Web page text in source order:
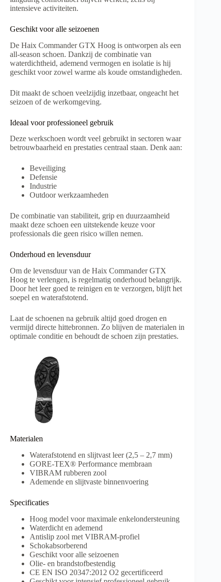
intensieve activiteiten.
Geschikt voor alle seizoenen
De Haix Commander GTX Hoog is ontworpen als een
all-season schoen. Dankzij de combinatie van
waterdichtheid, ademend vermogen en isolatie is hij
geschikt voor zowel warme als koude omstandigheden.
Dit maakt de schoen veelzijdig inzetbaar, ongeacht het
seizoen of de werkomgeving.
Ideaal voor professioneel gebruik
Deze werkschoen wordt veel gebruikt in sectoren waar
betrouwbaarheid en prestaties centraal staan. Denk aan:
Beveiliging
Defensie
Industrie
Outdoor werkzaamheden
De combinatie van stabiliteit, grip en duurzaamheid
maakt deze schoen een uitstekende keuze voor
professionals die geen risico willen nemen.
Onderhoud en levensduur
Om de levensduur van de Haix Commander GTX
Hoog te verlengen, is regelmatig onderhoud belangrijk.
Door het leer goed te reinigen en te verzorgen, blijft het
soepel en waterafstotend.
Laat de schoenen na gebruik altijd goed drogen en
vermijd directe hittebronnen. Zo blijven de materialen in
optimale conditie en behoudt de schoen zijn prestaties.
Materialen
Waterafstotend en slijtvast leer (2,5 – 2,7 mm)
GORE-TEX® Performance membraan
VIBRAM rubberen zool
Ademende en slijtvaste binnenvoering
Specificaties
Hoog model voor maximale enkelondersteuning
Waterdicht en ademend
Antislip zool met VIBRAM-profiel
Schokabsorberend
Geschikt voor alle seizoenen
Olie- en brandstofbestendig
CE EN ISO 20347:2012 O2 gecertificeerd